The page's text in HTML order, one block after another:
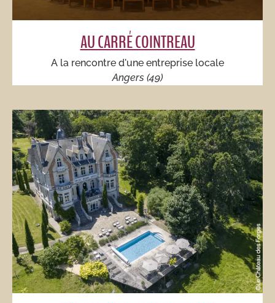
AU CARRÉ COINTREAU​
A la rencontre d'une entreprise locale​
Angers (49)